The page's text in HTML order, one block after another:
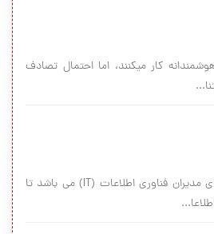
خودروهای خودران بسیار هوشمندانه کار می‎کنند، اما احتمال تصادف
ITIL یک چارچوب راهنما برای مدیران فناوری اطلاعات (IT) می باشد تا